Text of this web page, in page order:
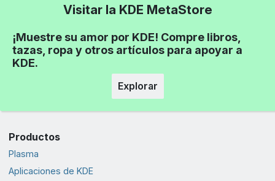
Visitar la KDE MetaStore
¡Muestre su amor por KDE! Compre libros,
tazas, ropa y otros artículos para apoyar a
KDE.
Explorar
Productos
Plasma
Aplicaciones de KDE